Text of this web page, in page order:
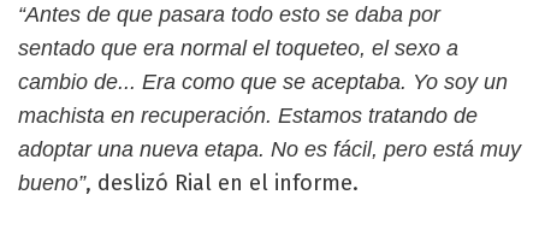
“Antes de que pasara todo esto se daba por
sentado que era normal el toqueteo, el sexo a
cambio de... Era como que se aceptaba. Yo soy un
machista en recuperación. Estamos tratando de
adoptar una nueva etapa. No es fácil, pero está muy
bueno”, deslizó Rial en el informe.